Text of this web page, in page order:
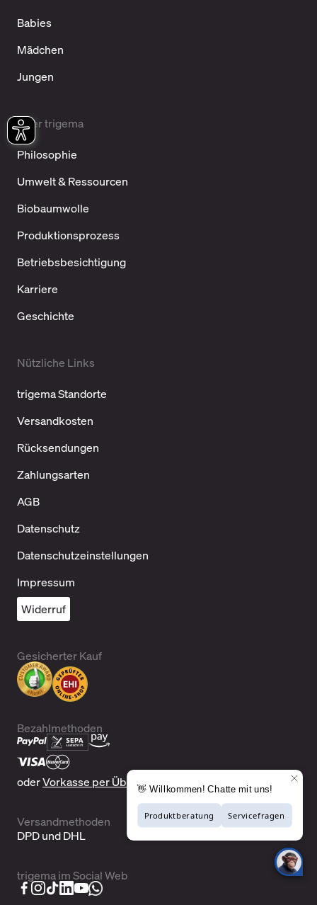
Babies
Mädchen
Jungen
Über trigema
Philosophie
Umwelt & Ressourcen
Biobaumwolle
Produktionsprozess
Betriebsbesichtigung
Karriere
Geschichte
Nützliche Links
trigema Standorte
Versandkosten
Rücksendungen
Zahlungsarten
AGB
Datenschutz
Datenschutzeinstellungen
Impressum
Widerruf
Gesicherter Kauf
Bezahlmethoden
oderVorkasse per Überweisung
Versandmethoden
DPD und DHL
trigema im Social Web